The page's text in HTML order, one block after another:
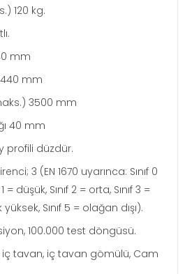
120 kg.
mm
mm
3500 mm
40 mm
profili düzdür.
3 (EN 1670 uyarınca: Sınıf 0
= düşük, Sınıf 2 = orta, Sınıf 3 =
Sınıf 5 = olağan dışı).
100.000 test döngüsü.
iç tavan, iç tavan gömülü, Cam